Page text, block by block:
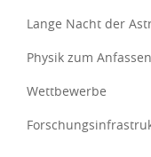
Lange Nacht der
Physik zum Anfassen
Wettbewerbe